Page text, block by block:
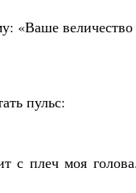
«Ваше
пульс:
с плеч моя